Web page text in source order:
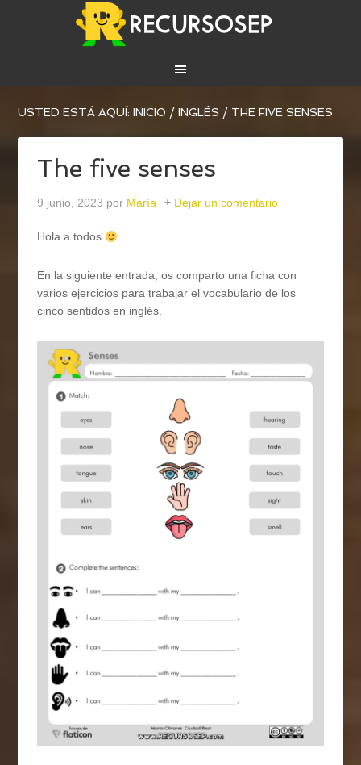
USTED ESTÁ AQUÍ:INICIO / INGLÉS / THE FIVE SENSES
The five senses
9 junio, 2023 por María Dejar un comentario
Hola a todos
En la siguiente entrada, os comparto una ficha con
varios ejercicios para trabajar el vocabulario de los
cinco sentidos en inglés.